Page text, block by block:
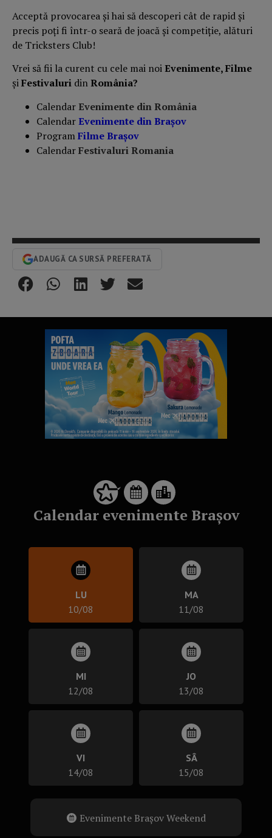
Acceptă provocarea și hai să descoperi cât de rapid și
precis poți fi într-o seară de joacă și competiție, alături
de Tricksters Club!
Vrei să fii la curent cu cele mai noiEvenimente, Filme
șiFestivaluri dinRomânia?
Calendar Evenimente din România
CalendarEvenimente din Braşov
ProgramFilme Brașov
CalendarFestivaluri Romania
ADAUGĂ CA SURSĂ PREFERATĂ
Calendar evenimente Brașov
LU
10/08
MA
11/08
MI
12/08
JO
13/08
VI
14/08
SÂ
15/08
Evenimente Brașov Weekend